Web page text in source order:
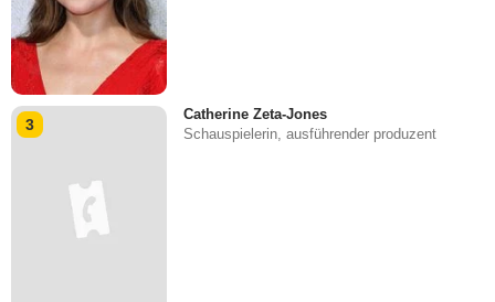
3
Catherine Zeta-Jones
Schauspielerin, ausführender produzent